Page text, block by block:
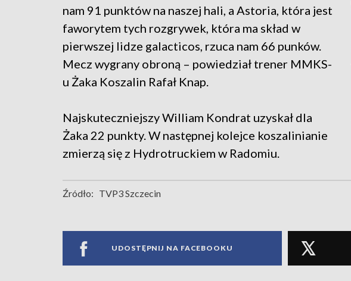
nam 91 punktów na naszej hali, a Astoria, która jest
faworytem tych rozgrywek, która ma skład w
pierwszej lidze galacticos, rzuca nam 66 punków.
Mecz wygrany obroną – powiedział trener MMKS-
u Żaka Koszalin Rafał Knap.
Najskuteczniejszy William Kondrat uzyskał dla
Żaka 22 punkty. W następnej kolejce koszalinianie
zmierzą się z Hydrotruckiem w Radomiu.
Źródło: TVP3 Szczecin
UDOSTĘPNIJ NA FACEBOOKU